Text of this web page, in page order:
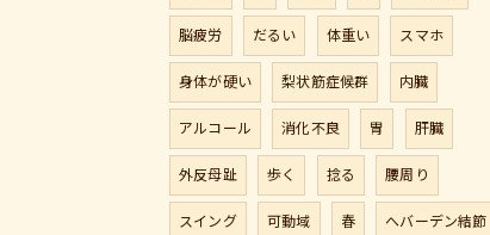
脳疲労 だるい 体重い スマホ
身体が硬い 梨状筋症候群 内臓
アルコール 消化不良 胃 肝臓
外反母趾 歩く 捻る 腰周り
スイング 可動域 春 へバーデン結節